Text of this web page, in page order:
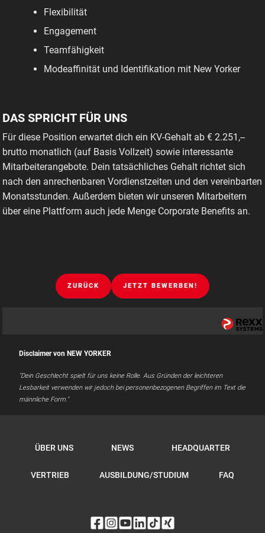
Flexibilität
Engagement
Teamfähigkeit
Modeaffinität und Identifikation mit New Yorker
DAS SPRICHT FÜR UNS
Für diese Position erwartet dich ein KV-Gehalt ab € 2.251,--
brutto monatlich (auf Basis Vollzeit) sowie interessante
Mitarbeiterangebote. Dein tatsächliches Gehalt richtet sich
nach den anrechenbaren Vordienstzeiten und den vereinbarten
Monatsstunden. Außerdem bieten wir unseren Mitarbeitern
über eine Plattform auch jede Menge Corporate Benefits an.
ZURÜCK JETZT BEWERBEN!
Disclaimer von NEW YORKER
"Dein Geschlecht spielt für uns keine Rolle. Aus Gründen der leichteren
Lesbarkeit verwenden wir jedoch bei personenbezogenen Begriffen im Text die
männliche Form."
ÜBER UNS NEWS HEADQUARTER
VERTRIEB AUSBILDUNG/STUDIUM FAQ